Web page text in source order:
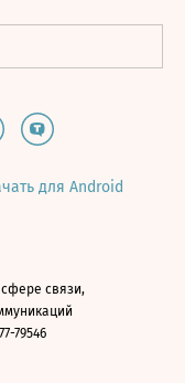
для Android
связи,
79546